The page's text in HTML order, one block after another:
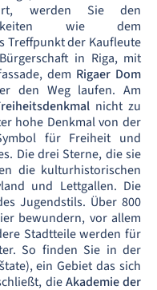
werden Sie den
wie dem
Treffpunkt der Kaufleute
in Riga, mit
dem Rigaer Dom
den Weg laufen. Am
nicht zu
hohe Denkmal von der
für Freiheit und
Die drei Sterne, die sie
die kulturhistorischen
und Lettgallen. Die
Jugendstils. Über 800
bewundern, vor allem
Stadtteile werden für
So finden Sie in der
ein Gebiet das sich
dieAkademie der